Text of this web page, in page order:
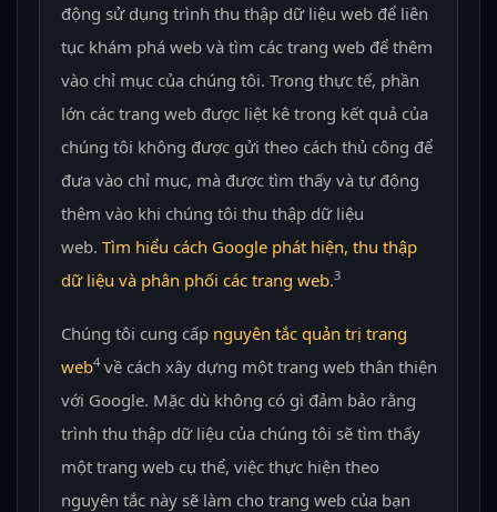
động sử dụng trình thu thập dữ liệu web để liên
tục khám phá web và tìm các trang web để thêm
vào chỉ mục của chúng tôi. Trong thực tế, phần
lớn các trang web được liệt kê trong kết quả của
chúng tôi không được gửi theo cách thủ công để
đưa vào chỉ mục, mà được tìm thấy và tự động
thêm vào khi chúng tôi thu thập dữ liệu
web. Tìm hiểu cách Google phát hiện, thu thập
dữ liệu và phân phối các trang web.3
Chúng tôi cung cấp nguyên tắc quản trị trang
web4về cách xây dựng một trang web thân thiện
với Google. Mặc dù không có gì đảm bảo rằng
trình thu thập dữ liệu của chúng tôi sẽ tìm thấy
một trang web cụ thể, việc thực hiện theo
nguyên tắc này sẽ làm cho trang web của bạn